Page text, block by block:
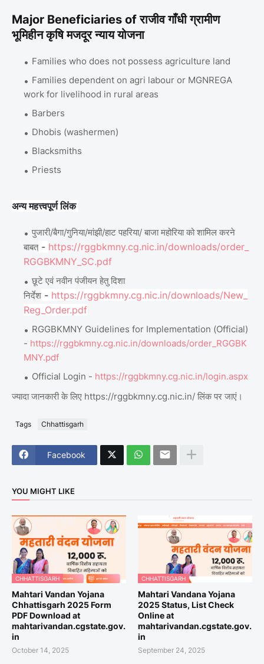
Major Beneficiaries of राजीव गाँधी ग्रामीण
भूमिहीन कृषि मजदूर न्याय योजना
Families who does not possess agriculture land
Families dependent on agri labour or MGNREGA
work for livelihood in rural areas
Barbers
Dhobis (washermen)
Blacksmiths
Priests
अन्य महत्त्वपूर्ण लिंक
पुजारी/बैगा/गुनिया/मांझी/हाट पहरिया/ बाजा महोरिया को शामिल करने
बाबत् - https://rggbkmny.cg.nic.in/downloads/order_
RGGBKMNY_SC.pdf
छूटे एवं नवीन पंजीयन हेतु दिशा
निर्देश - https://rggbkmny.cg.nic.in/downloads/New_
Reg_Order.pdf
RGGBKMNY Guidelines for Implementation (Official)
- https://rggbkmny.cg.nic.in/downloads/order_RGGBK
MNY.pdf
Official Login - https://rggbkmny.cg.nic.in/login.aspx
ज्यादा जानकारी के लिए https://rggbkmny.cg.nic.in/ लिंक पर जाएं।
Tags Chhattisgarh
Facebook
YOU MIGHT LIKE
CHHATTISGARH
Mahtari Vandan Yojana
Chhattisgarh 2025 Form
PDF Download at
mahtarivandan.cgstate.gov.
in
October 14, 2025
CHHATTISGARH
Mahtari Vandana Yojana
2025 Status, List Check
Online at
mahtarivandan.cgstate.gov.
in
September 24, 2025